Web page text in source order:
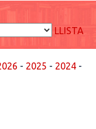
LLISTA
- 2025 - 2024-